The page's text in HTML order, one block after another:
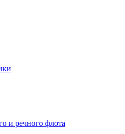
и речного флота